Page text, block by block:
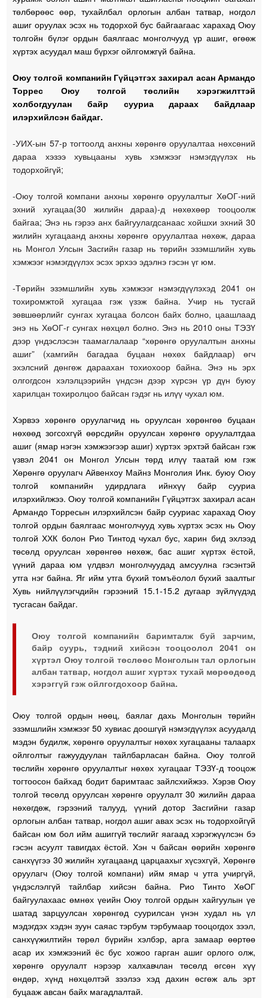
төлбөрөөс өөр, тухайлбал орлогын албан татвар, ногдол
ашиг оруулах эсэх нь тодорхой бус байгаагаас харахад Оюу
толгойн бүлэг ордын баялгаас монголчууд үр ашиг, өгөөж
хүртэх асуудал маш бүрхэг ойлгомжгүй байна.
Оюу толгой компанийн Гүйцэтгэх захирал асан Армандо
Торрес Оюу толгой төслийн хэрэгжилттэй
холбогдуулан байр сууриа дараах байдлаар
илэрхийлсэн байдаг.
-УИХ-ын 57-р тогтоолд анхны хөрөнгө оруулалтаа нөхсөний
дараа хэзээ хувьцааны хувь хэмжээг нэмэгдүүлэх нь
тодорхойгүй;
-Оюу толгой компани анхны хөрөнгө оруулалтыг ХөОГ-ний
эхний хугацаа(30 жилийн дараа)-д нөхөхөөр тооцоолж
байгаа; Энэ нь гэрээ анх байгуулагдсанаас хойшхи эхний 30
жилийн хугацаанд анхны хөрөнгө оруулалтаа нөхөж, дараа
нь Монгол Улсын Засгийн газар нь төрийн эзэмшлийн хувь
хэмжээг нэмэгдүүлэх эсэх эрхээ эдэлнэ гэсэн үг юм.
-Төрийн эзэмшлийн хувь хэмжээг нэмэгдүүлэхэд 2041 он
тохиромжтой хугацаа гэж үзэж байна. Учир нь тусгай
зөвшөөрлийг сунгах хугацаа болсон байх болно, цаашлаад
энэ нь ХөОГ-г сунгах нөхцөл болно. Энэ нь 2010 оны ТЭЗҮ
дээр үндэслэсэн таамаглалаар “хөрөнгө оруулалтын анхны
ашиг” (хамгийн багадаа буцаан нөхөх байдлаар) өгч
эхэлсний дөнгөж дараахан тохиохоор байна. Энэ нь эрх
олгогдсон хэлэлцээрийн үндсэн дээр хүрсэн үр дүн буюу
харилцан тохиролцоо байсан гэдэг нь илүү чухал юм.
Хэрвээ хөрөнгө оруулагчид нь оруулсан хөрөнгөө буцаан
нөхөөд зогсохгүй өөрсдийн оруулсан хөрөнгө оруулалтдаа
ашиг (ямар нэгэн хэмжээгээр ашиг) хүртэх эрхтэй байсан гэж
үзвэл 2041 он Монгол Улсын төрд илүү таатай юм гэж
Хөрөнгө оруулагч Айвенхоу Майнз Монголия Инк. буюу Оюу
толгой компанийн удирдлага ийнхүү байр сууриа
илэрхийлжээ. Оюу толгой компанийн Гүйцэтгэх захирал асан
Армандо Торресын илэрхийлсэн байр сууриас харахад Оюу
толгой ордын баялгаас монголчууд хувь хүртэх эсэх нь Оюу
толгой ХХК болон Рио Тинтод чухал бус, харин бид эхлээд
төсөлд оруулсан хөрөнгөө нөхөж, бас ашиг хүртэх ёстой,
үүний дараа юм үлдвэл монголчуудад амсуулна гэсэнтэй
утга нэг байна. Яг ийм утга бүхий томъёолол бүхий заалтыг
Хувь нийлүүлэгчдийн гэрээний 15.1-15.2 дугаар зүйлүүдэд
тусгасан байдаг.
Оюу толгой компанийн баримталж буй зарчим,
байр суурь, тэдний хийсэн тооцоолол 2041 он
хүртэл Оюу толгой төслөөс Монголын тал орлогын
албан татвар, ногдол ашиг хүртэх тухай мөрөөдөөд
хэрэггүй гэж ойлгогдохоор байна.
Оюу толгой ордын нөөц, баялаг дахь Монголын төрийн
эзэмшлийн хэмжээг 50 хувиас доошгүй нэмэгдүүлэх асуудалд
мэдэн будилж, хөрөнгө оруулалтыг нөхөх хугацааны талаарх
ойлголтыг гажуудуулан тайлбарласан байна. Оюу толгой
төслийн хөрөнгө оруулалтыг нөхөх хугацааг ТЭЗҮ-д тооцож
тогтоосон байхад бодит баримтаас зайлсхийжээ. Хэрэв Оюу
толгой төсөлд оруулсан хөрөнгө оруулалт 30 жилийн дараа
нөхөгдөж, гэрээний талууд, үүний дотор Засгийни газар
орлогын албан татвар, ногдол ашиг авах эсэх нь тодорхойгүй
байсан юм бол ийм ашиггүй төслийг яагаад хэрэгжүүлсэн бэ
гэсэн асуулт тавигдах ёстой. Хэн ч байсан өөрийн хөрөнгө
санхүүгээ 30 жилийн хугацаанд царцаахыг хүсэхгүй, Хөрөнгө
оруулагч (Оюу толгой компани) ийм ямар ч утга учиргүй,
үндэслэлгүй тайлбар хийсэн байна. Рио Тинто ХөОГ
байгуулахаас өмнөх үеийн Оюу толгой ордын хайгуулын үе
шатад зарцуулсан хөрөнгөд суурилсан үнэн худал нь үл
мэдэгдэх хэдэн зуун саяас тэрбум тэрбумаар тооцогдох зээл,
санхүүжилтийн төрөл бүрийн хэлбэр, арга замаар өөртөө
асар их хэмжээний ёс бус хожоо гарган ашиг орлого олж,
хөрөнгө оруулалт нэрээр халхавчлан төсөлд өгсөн хүү
өндөр, хүнд нөхцөлтэй зээлээ хэд дахин өсгөж аль эрт
буцааж авсан байх магадлалтай.